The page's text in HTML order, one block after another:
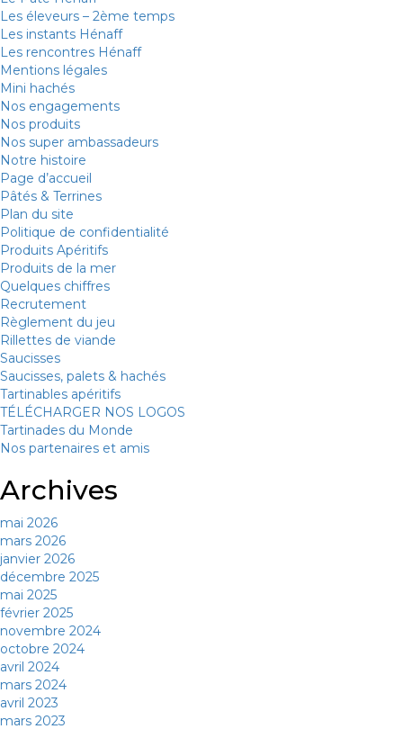
Les éleveurs – 2ème temps
Les instants Hénaff
Les rencontres Hénaff
Mentions légales
Mini hachés
Nos engagements
Nos produits
Nos super ambassadeurs
Notre histoire
Page d’accueil
Pâtés & Terrines
Plan du site
Politique de confidentialité
Produits Apéritifs
Produits de la mer
Quelques chiffres
Recrutement
Règlement du jeu
Rillettes de viande
Saucisses
Saucisses, palets & hachés
Tartinables apéritifs
TÉLÉCHARGER NOS LOGOS
Tartinades du Monde
Nos partenaires et amis
Archives
mai 2026
mars 2026
janvier 2026
décembre 2025
mai 2025
février 2025
novembre 2024
octobre 2024
avril 2024
mars 2024
avril 2023
mars 2023